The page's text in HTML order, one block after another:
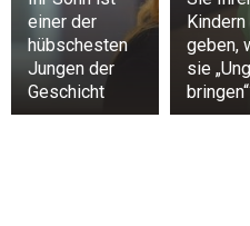
einer der
hübschesten
Jungen der
Geschicht
geben,
sie